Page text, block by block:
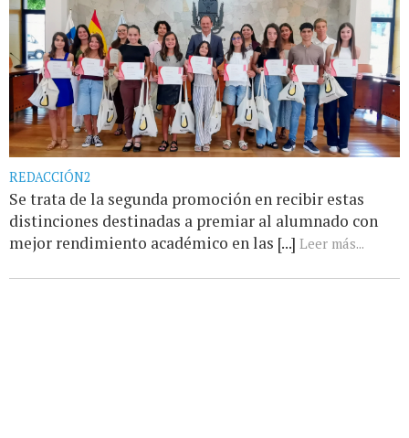
REDACCIÓN2
Se trata de la segunda promoción en recibir estas
distinciones destinadas a premiar al alumnado con
mejor rendimiento académico en las [...] Leer más...